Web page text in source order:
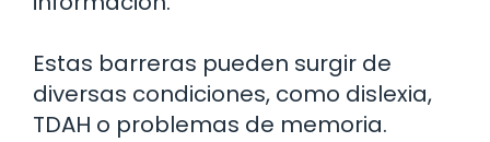
Estas barreras pueden surgir de
diversas condiciones, como dislexia,
TDAH o problemas de memoria.